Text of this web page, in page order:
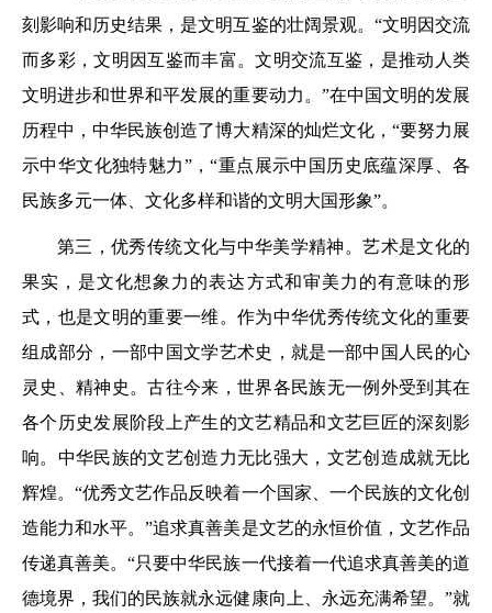
刻影响和历史结果，是文明互鉴的壮阔景观。“文明因交流
而多彩，文明因互鉴而丰富。文明交流互鉴，是推动人类
文明进步和世界和平发展的重要动力。”在中国文明的发展
历程中，中华民族创造了博大精深的灿烂文化，“要努力展
示中华文化独特魅力”，“重点展示中国历史底蕴深厚、各
民族多元一体、文化多样和谐的文明大国形象”。
第三，优秀传统文化与中华美学精神。艺术是文化的
果实，是文化想象力的表达方式和审美力的有意味的形
式，也是文明的重要一维。作为中华优秀传统文化的重要
组成部分，一部中国文学艺术史，就是一部中国人民的心
灵史、精神史。古往今来，世界各民族无一例外受到其在
各个历史发展阶段上产生的文艺精品和文艺巨匠的深刻影
响。中华民族的文艺创造力无比强大，文艺创造成就无比
辉煌。“优秀文艺作品反映着一个国家、一个民族的文化创
造能力和水平。”追求真善美是文艺的永恒价值，文艺作品
传递真善美。“只要中华民族一代接着一代追求真善美的道
德境界，我们的民族就永远健康向上、永远充满希望。”就